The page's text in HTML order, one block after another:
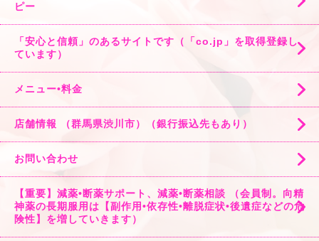
ピー
「安心と信頼」のあるサイトです（「co.jp」を取得登録し
ています）
メニュー•料金
店舗情報 （群馬県渋川市）（銀行振込先もあり）
お問い合わせ
【重要】減薬•断薬サポート、減薬•断薬相談 （会員制。向精
神薬の長期服用は【副作用•依存性•離脱症状•後遺症などの危
険性】を増していきます）